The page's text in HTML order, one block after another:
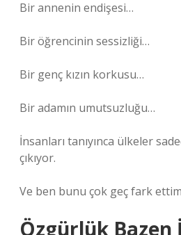
Bir annenin endişesi…
Bir öğrencinin sessizliği…
Bir genç kızın korkusu…
Bir adamın umutsuzluğu…
İnsanları tanıyınca ülkeler
çıkıyor.
Ve ben bunu çok geç fark
Özgürlük Bazen